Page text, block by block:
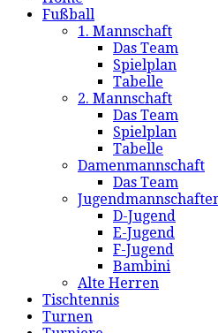
Fußball
1. Mannschaft
Das Team
Spielplan
Tabelle
2. Mannschaft
Das Team
Spielplan
Tabelle
Damenmannschaft
Das Team
D-Jugend
E-Jugend
F-Jugend
Bambini
Alte Herren
Tischtennis
Turnen